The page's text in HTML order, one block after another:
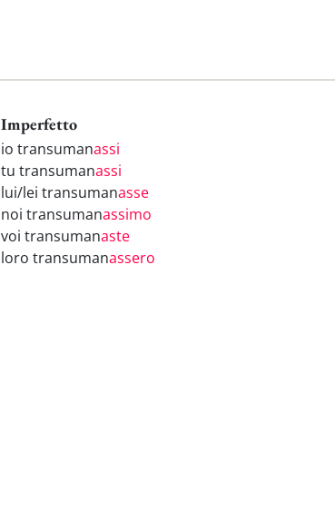
Imperfetto
io transumanassi
tu transumanassi
lui/lei transumanasse
noi transumanassimo
voi transumanaste
loro transumanassero